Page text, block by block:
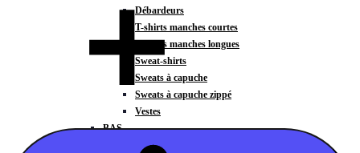
Débardeurs
T-shirts manches courtes
T-shirts manches longues
Sweat-shirts
Sweats à capuche
Sweats à capuche zippé
Vestes
BAS
Jupes